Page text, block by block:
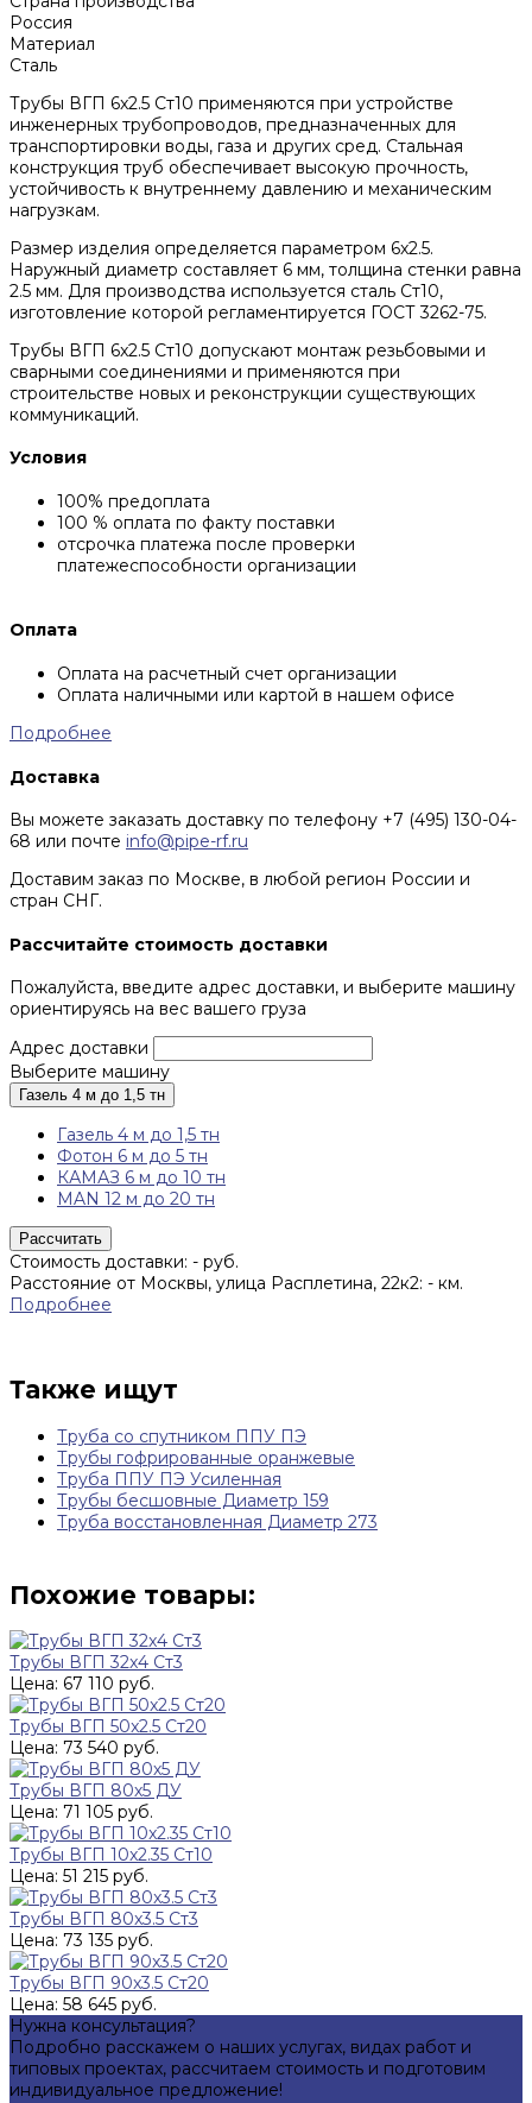
Россия
Материал
Сталь
Трубы ВГП 6x2.5 Ст10 применяются при устройстве
инженерных трубопроводов, предназначенных для
транспортировки воды, газа и других сред. Стальная
конструкция труб обеспечивает высокую прочность,
устойчивость к внутреннему давлению и механическим
нагрузкам.
Размер изделия определяется параметром 6x2.5.
Наружный диаметр составляет 6 мм, толщина стенки равна
2.5 мм. Для производства используется сталь Ст10,
изготовление которой регламентируется ГОСТ 3262-75.
Трубы ВГП 6x2.5 Ст10 допускают монтаж резьбовыми и
сварными соединениями и применяются при
строительстве новых и реконструкции существующих
коммуникаций.
Условия
100% предоплата
100 % оплата по факту поставки
отсрочка платежа после проверки
платежеспособности организации
Оплата
Оплата на расчетный счет организации
Оплата наличными или картой в нашем офисе
Подробнее
Доставка
Вы можете заказать доставку по телефону +7 (495) 130-04-
68 или почте info@pipe-rf.ru
Доставим заказ по Москве, в любой регион России и
стран СНГ.
Рассчитайте стоимость доставки
Пожалуйста, введите адрес доставки, и выберите машину
ориентируясь на вес вашего груза
Адрес доставки
Выберите машину
Газель 4 м до 1,5 тн
Газель 4 м до 1,5 тн
Фотон 6 м до 5 тн
КАМАЗ 6 м до 10 тн
MAN 12 м до 20 тн
Рассчитать
Стоимость доставки: - руб.
Расстояние от Москвы, улица Расплетина, 22к2: - км.
Подробнее
Также ищут
Труба со спутником ППУ ПЭ
Трубы гофрированные оранжевые
Труба ППУ ПЭ Усиленная
Трубы бесшовные Диаметр 159
Труба восстановленная Диаметр 273
Похожие товары:
Трубы ВГП 32x4 Ст3
Цена: 67 110 руб.
Трубы ВГП 50x2.5 Ст20
Цена: 73 540 руб.
Трубы ВГП 80х5 ДУ
Цена: 71 105 руб.
Трубы ВГП 10x2.35 Ст10
Цена: 51 215 руб.
Трубы ВГП 80x3.5 Ст3
Цена: 73 135 руб.
Трубы ВГП 90x3.5 Ст20
Цена: 58 645 руб.
Нужна консультация?
Подробно расскажем о наших услугах, видах работ и
типовых проектах, рассчитаем стоимость и подготовим
индивидуальное предложение!